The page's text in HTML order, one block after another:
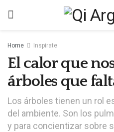
Home Inspirate
El calor que
árboles que
Los árboles tienen un rol
del ambiente. Son los
y para concientizar sobre